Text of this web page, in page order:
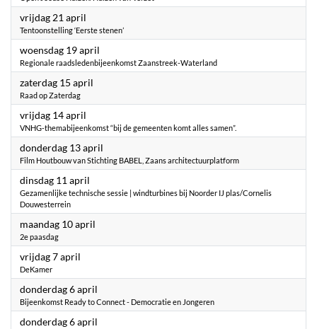
vrijdag 21 april
Tentoonstelling ‘Eerste stenen’
woensdag 19 april
Regionale raadsledenbijeenkomst Zaanstreek-Waterland
zaterdag 15 april
Raad op Zaterdag
vrijdag 14 april
VNHG-themabijeenkomst “bij de gemeenten komt alles samen”.
donderdag 13 april
Film Houtbouw van Stichting BABEL, Zaans architectuurplatform
dinsdag 11 april
Gezamenlijke technische sessie | windturbines bij Noorder IJ plas/Cornelis
Douwesterrein
maandag 10 april
2e paasdag
vrijdag 7 april
DeKamer
donderdag 6 april
Bijeenkomst Ready to Connect - Democratie en Jongeren
donderdag 6 april